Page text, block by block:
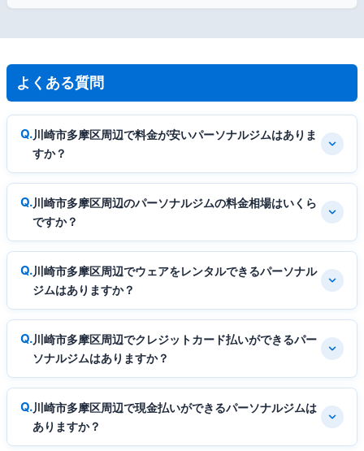
よくある質問
川崎市多摩区周辺で料金が安いパーソナルジムはありま
すか？
川崎市多摩区周辺のパーソナルジムの料金相場はいくら
ですか？
川崎市多摩区周辺でウェアをレンタルできるパーソナル
ジムはありますか？
川崎市多摩区周辺でクレジットカード払いができるパー
ソナルジムはありますか？
川崎市多摩区周辺で現金払いができるパーソナルジムは
ありますか？